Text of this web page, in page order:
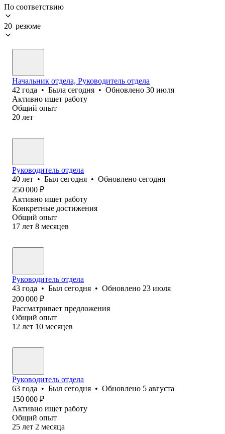
По соответствию
20 резюме
Начальник отдела, Руководитель отдела
42 года • Была сегодня • Обновлено 30 июля
Активно ищет работу
Общий опыт
20 лет
Руководитель отдела
40 лет • Был сегодня • Обновлено сегодня
250 000 ₽
Активно ищет работу
Конкретные достижения
Общий опыт
17 лет 8 месяцев
Руководитель отдела
43 года • Был сегодня • Обновлено 23 июля
200 000 ₽
Рассматривает предложения
Общий опыт
12 лет 10 месяцев
Руководитель отдела
63 года • Был сегодня • Обновлено 5 августа
150 000 ₽
Активно ищет работу
Общий опыт
25 лет 2 месяца